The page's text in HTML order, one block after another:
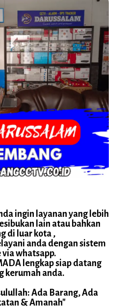
ingin layanan yang lebih
lain atau bahkan
di luar kota ,
anda dengan sistem
via whatsapp.
lengkap siap datang
kerumah anda.
Ada Barang, Ada
& Amanah"